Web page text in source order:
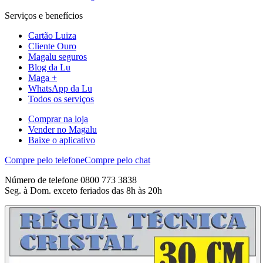
Serviços e benefícios
Cartão Luiza
Cliente Ouro
Magalu seguros
Blog da Lu
Maga +
WhatsApp da Lu
Todos os serviços
Comprar na loja
Vender no Magalu
Baixe o aplicativo
Compre pelo telefoneCompre pelo chat
Número de telefone 0800 773 3838
Seg. à Dom. exceto feriados das 8h às 20h